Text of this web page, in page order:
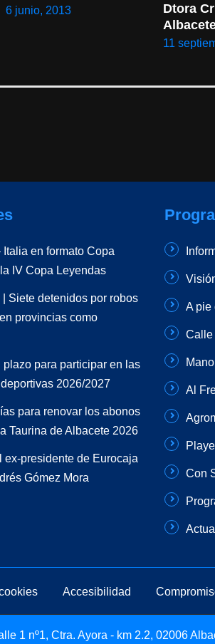
6 junio, 2013
Dtora
11
Italia en formato Copa
IV Copa Leyendas
Siete detenidos por robos
provincias como
plazo para participar en las
2026/2027
para renovar los abonos
Taurina de Albacete 2026
ex-presidente de Eurocaja
Gómez Mora
A pie
Calle
Al
Con
Accesibilidad
1 nº1, Ctra. Ayora - km 2.2, 02006